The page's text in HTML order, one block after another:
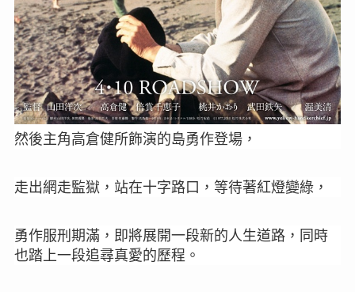
然後主角高倉健所飾演的島勇作登場，
走出網走監獄，站在十字路口，等待著紅燈變綠，
勇作服刑期滿，即將展開一段新的人生道路，同時
也踏上一段追尋真愛的歷程。